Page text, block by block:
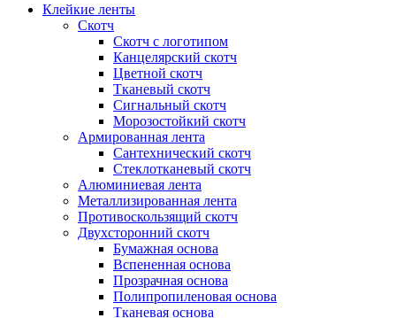
Клейкие ленты
Скотч
Скотч с логотипом
Канцелярский скотч
Цветной скотч
Тканевый скотч
Сигнальный скотч
Морозостойкий скотч
Армированная лента
Сантехнический скотч
Стеклотканевый скотч
Алюминиевая лента
Металлизированная лента
Противоскользящий скотч
Двухсторонний скотч
Бумажная основа
Вспененная основа
Прозрачная основа
Полипропиленовая основа
Тканевая основа